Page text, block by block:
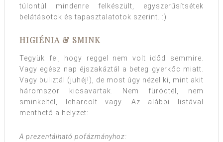
túlontúl mindenre felkészült, egyszerűsítsétek
belátásotok és tapasztalatotok szerint. :)
HIGIÉNIA & SMINK
Tegyük fel, hogy reggel nem volt időd semmire.
Vagy egész nap éjszakáztál a beteg gyerkőc miatt.
Vagy buliztál (juhéj!), de most úgy nézel ki, mint akit
háromszor kicsavartak. Nem fürödtél, nem
sminkeltél, leharcolt vagy. Az alábbi listával
menthető a helyzet:
A prezentálható pofázmányhoz: